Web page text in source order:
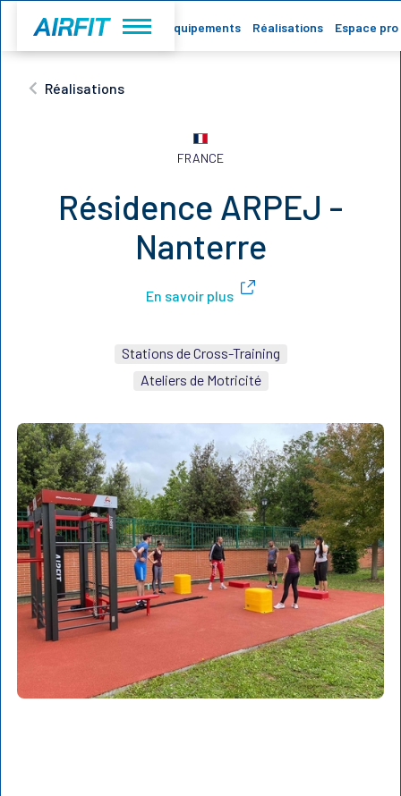
Accueil Equipements Réalisations Espace pro
Réalisations
FRANCE
Résidence ARPEJ -
Nanterre
En savoir plus
Stations de Cross-Training
Ateliers de Motricité